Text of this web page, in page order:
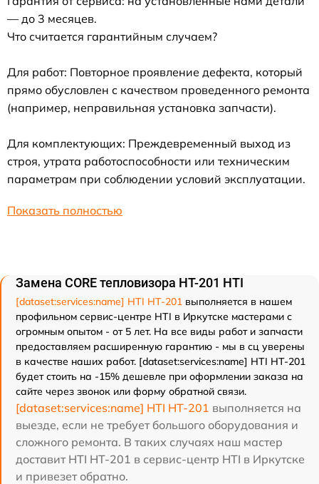
— до 3 месяцев.
Что считается гарантийным случаем?
Для работ: Повторное проявление дефекта, который
прямо обусловлен с качеством проведенного ремонта
(например, неправильная установка запчасти).
Для комплектующих: Преждевременный выход из
строя, утрата работоспособности или техническим
параметрам при соблюдении условий эксплуатации.
Показать полностью
Замена CORE тепловизора HT-201 HTI
[dataset:services:name] HTI HT-201 выполняется в нашем
профильном сервис-центре HTI в Иркутске мастерами с
огромным опытом - от 5 лет. На все виды работ и запчасти
предоставляем расширенную гарантию - мы в сц уверены
в качестве наших работ. [dataset:services:name] HTI HT-201
будет стоить на -15% дешевле при оформлении заказа на
сайте через звонок или форму обратной связи.
[dataset:services:name] HTI HT-201 выполняется на
выезде, если не требует большого оборудования и
сложного ремонта. В таких случаях наш мастер
доставит HTI HT-201 в сервис-центр HTI в Иркутске
и привезет обратно.